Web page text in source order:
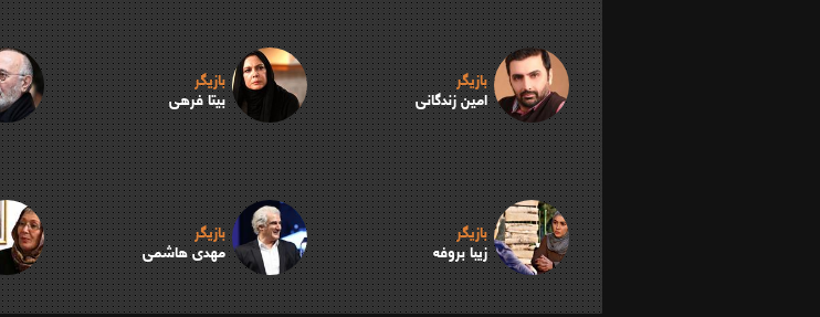
بازیگر
امین زندگانی
بازیگر
بیتا فرهی
بازیگر
زیبا بروفه
بازیگر
مهدی هاشمی